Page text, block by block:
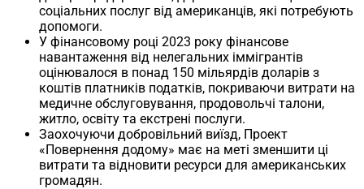
соціальних послуг від американців, які потребують
допомоги.
У фінансовому році 2023 року фінансове
навантаження від нелегальних іммігрантів
оцінювалося в понад 150 мільярдів доларів з
коштів платників податків, покриваючи витрати на
медичне обслуговування, продовольчі талони,
житло, освіту та екстрені послуги.
Заохочуючи добровільний виїзд, Проект
«Повернення додому» має на меті зменшити ці
витрати та відновити ресурси для американських
громадян.